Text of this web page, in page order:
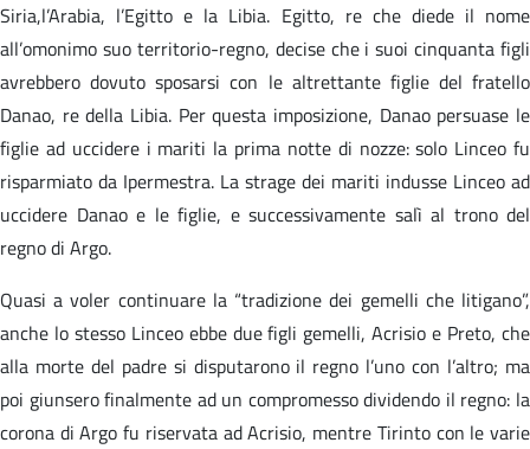
Siria,l’Arabia, l’Egitto e la Libia. Egitto, re che diede il nome
all’omonimo suo territorio-regno, decise che i suoi cinquanta figli
avrebbero dovuto sposarsi con le altrettante figlie del fratello
Danao, re della Libia. Per questa imposizione, Danao persuase le
figlie ad uccidere i mariti la prima notte di nozze: solo Linceo fu
risparmiato da Ipermestra. La strage dei mariti indusse Linceo ad
uccidere Danao e le figlie, e successivamente salì al trono del
regno di Argo.
Quasi a voler continuare la “tradizione dei gemelli che litigano”,
anche lo stesso Linceo ebbe due figli gemelli, Acrisio e Preto, che
alla morte del padre si disputarono il regno l’uno con l’altro; ma
poi giunsero finalmente ad un compromesso dividendo il regno: la
corona di Argo fu riservata ad Acrisio, mentre Tirinto con le varie